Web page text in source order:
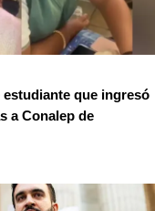
que ingresó
a Conalep de